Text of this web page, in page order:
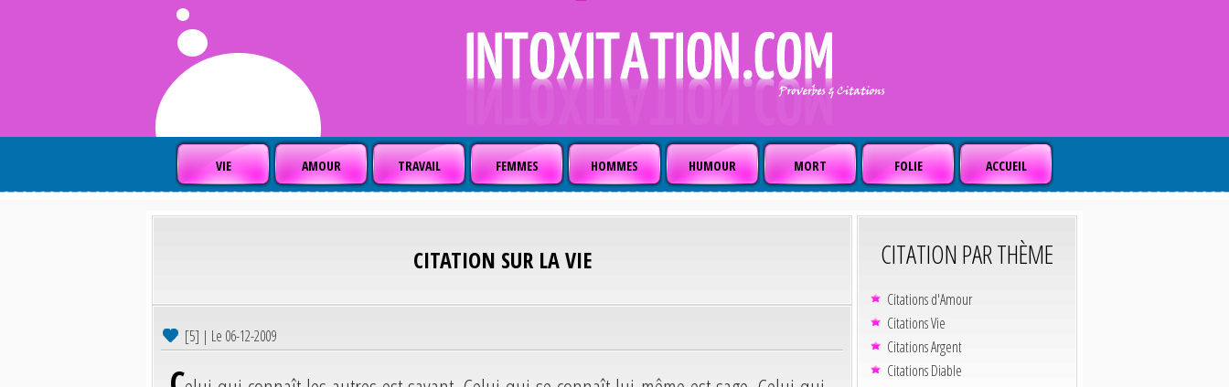
VIE AMOUR TRAVAIL FEMMES HOMMES HUMOUR MORT FOLIE ACCUEIL
CITATION SUR LA VIE
[5] | Le 06-12-2009
CITATION PAR THÈME
Citations d'Amour
Citations Vie
Citations Argent
Citations Diable